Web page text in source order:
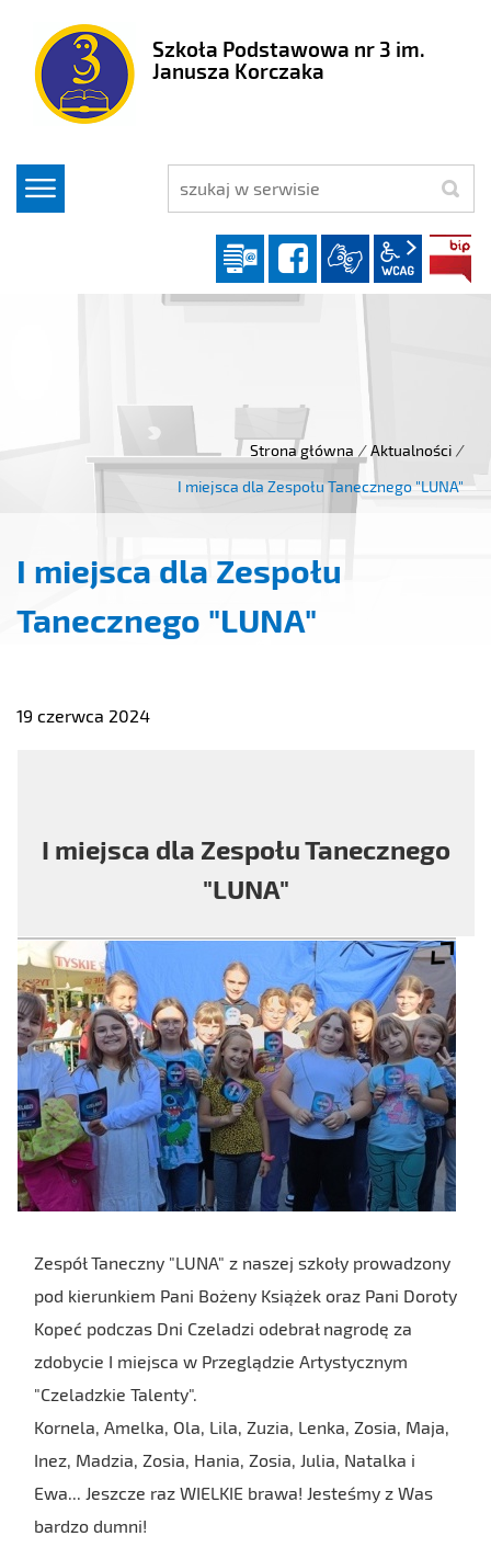
Szkoła Podstawowa nr 3 im.
Janusza Korczaka
szukaj
Dziennik elektroniczny
facebook
wcag2.1
Strona główna / Aktualności /
I miejsca dla Zespołu Tanecznego "LUNA"
I miejsca dla Zespołu
Tanecznego "LUNA"
19 czerwca 2024
I miejsca dla Zespołu Tanecznego
"LUNA"
Zespół Taneczny "LUNA" z naszej szkoły prowadzony
pod kierunkiem Pani Bożeny Książek oraz Pani Doroty
Kopeć podczas Dni Czeladzi odebrał nagrodę za
zdobycie I miejsca w Przeglądzie Artystycznym
"Czeladzkie Talenty".
Kornela, Amelka, Ola, Lila, Zuzia, Lenka, Zosia, Maja,
Inez, Madzia, Zosia, Hania, Zosia, Julia, Natalka i
Ewa... Jeszcze raz WIELKIE brawa! Jesteśmy z Was
bardzo dumni!